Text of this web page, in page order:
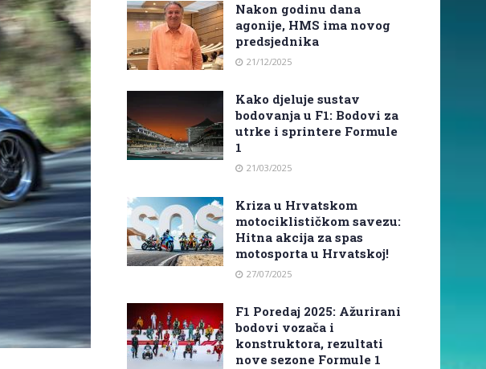
Nakon godinu dana
agonije, HMS ima novog
predsjednika
21/12/2025
Kako djeluje sustav
bodovanja u F1: Bodovi za
utrke i sprintere Formule
1
21/03/2025
Kriza u Hrvatskom
motociklističkom savezu:
Hitna akcija za spas
motosporta u Hrvatskoj!
27/07/2025
F1 Poredaj 2025: Ažurirani
bodovi vozača i
konstruktora, rezultati
nove sezone Formule 1